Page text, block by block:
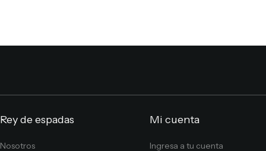
Rey de espadas
Nosotros
Mi cuenta
Ingresa a tu cuenta